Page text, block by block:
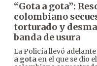
“Gota a gota”:
colombiano
torturado y
banda de usura
La Policía llevó
a gota en el que se dio